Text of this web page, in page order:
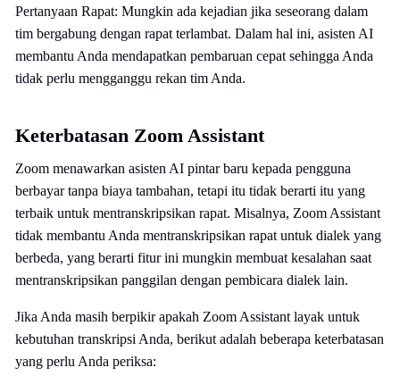
Pertanyaan Rapat: Mungkin ada kejadian jika seseorang dalam
tim bergabung dengan rapat terlambat. Dalam hal ini, asisten AI
membantu Anda mendapatkan pembaruan cepat sehingga Anda
tidak perlu mengganggu rekan tim Anda.
Keterbatasan Zoom Assistant
Zoom menawarkan asisten AI pintar baru kepada pengguna
berbayar tanpa biaya tambahan, tetapi itu tidak berarti itu yang
terbaik untuk mentranskripsikan rapat. Misalnya, Zoom Assistant
tidak membantu Anda mentranskripsikan rapat untuk dialek yang
berbeda, yang berarti fitur ini mungkin membuat kesalahan saat
mentranskripsikan panggilan dengan pembicara dialek lain.
Jika Anda masih berpikir apakah Zoom Assistant layak untuk
kebutuhan transkripsi Anda, berikut adalah beberapa keterbatasan
yang perlu Anda periksa: